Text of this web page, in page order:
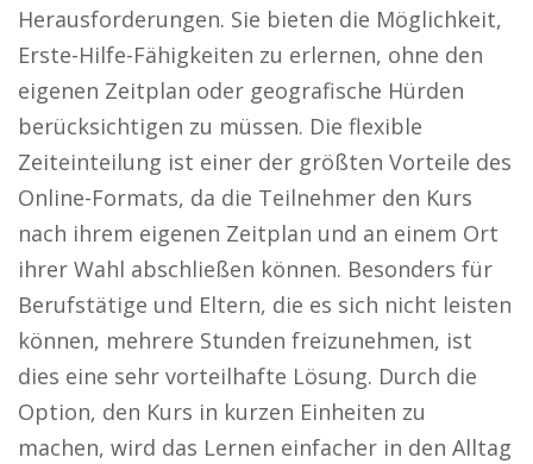
Herausforderungen. Sie bieten die Möglichkeit,
Erste-Hilfe-Fähigkeiten zu erlernen, ohne den
eigenen Zeitplan oder geografische Hürden
berücksichtigen zu müssen. Die flexible
Zeiteinteilung ist einer der größten Vorteile des
Online-Formats, da die Teilnehmer den Kurs
nach ihrem eigenen Zeitplan und an einem Ort
ihrer Wahl abschließen können. Besonders für
Berufstätige und Eltern, die es sich nicht leisten
können, mehrere Stunden freizunehmen, ist
dies eine sehr vorteilhafte Lösung. Durch die
Option, den Kurs in kurzen Einheiten zu
machen, wird das Lernen einfacher in den Alltag